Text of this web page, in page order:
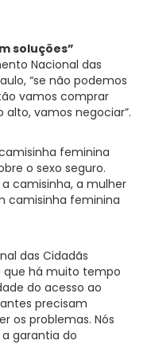
soluções”
Nacional das
“se não podemos
vamos comprar
vamos negociar”.
feminina
o sexo seguro.
camisinha, a mulher
camisinha feminina
das Cidadãs
que há muito tempo
do acesso ao
precisam
os problemas. Nós
garantia do